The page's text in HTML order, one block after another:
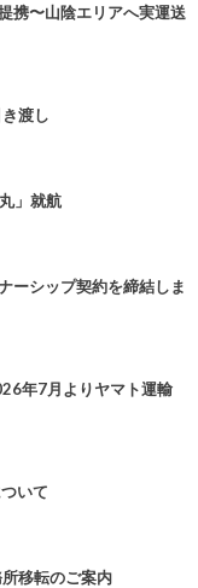
携〜山陰エリアへ実運送
渡し
」就航
ーシップ契約を締結しま
年7月よりヤマト運輸
いて
移転のご案内